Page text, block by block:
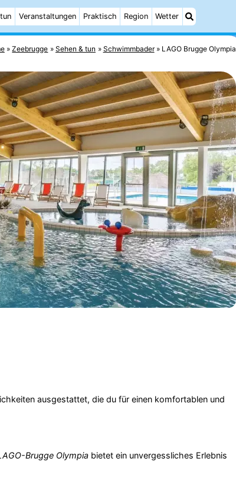
Veranstaltungen Praktisch Region Wetter
Zeebrugge Sehen & tun Schwimmbader LAGO Brugge Olympia
ausgestattet, die du für einen komfortablen und
Brugge Olympiabietet ein unvergessliches Erlebnis